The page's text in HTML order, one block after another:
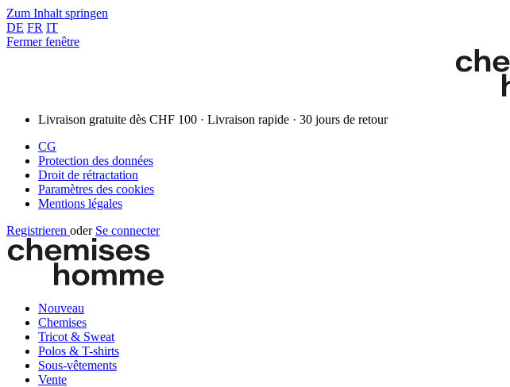
Zum Inhalt springen
DE FR IT
Fermer fenêtre
Livraison gratuite dès CHF 100 · Livraison rapide · 30 jours de retour
CG
Protection des données
Droit de rétractation
Paramètres des cookies
Mentions légales
Registrieren oder Se connecter
Nouveau
Chemises
Tricot & Sweat
Polos & T-shirts
Sous-vêtements
Vente